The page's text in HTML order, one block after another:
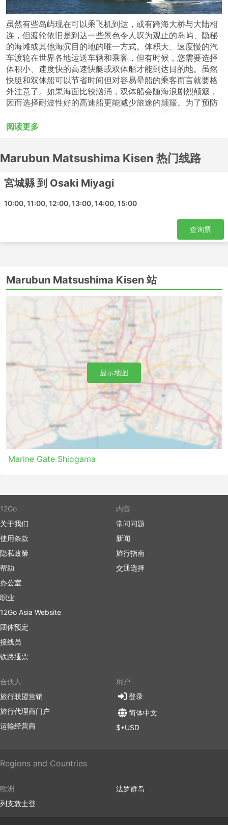
虽然有些岛屿现在可以乘飞机到达，或有跨海大桥与大陆相
连，但渡轮依旧是到达一些景色令人叹为观止的岛屿、隐秘
的海滩或其他海滨目的地的唯一方式。体积大、速度慢的汽
车渡轮在世界各地运送车辆和乘客，但有时候，您需要选择
体积小、速度快的高速快艇或双体船才能到达目的地。虽然
快艇和双体船可以节省时间但对容易晕船的乘客而言就要格
外注意了。如果海面比较汹涌，双体船会随海浪剧烈颠簸，
因而选择耐波性好的高速船更能减少旅途的颠簸。为了预防
询一下医生，并且在船上尽可能选择露天甲板上的座位。
供的轮渡服务，而不用浪费时间去售票处。
Marubun Matsushima Kisen 主要码头
以下是Marubun Matsushima Kisen轮渡能到达的主要码
头。出发前请查阅完整的码头指南:
以下是Marubun Matsushima Kisen运营的部分最受欢迎的
码头:
宮城縣 - Osaki Miyagi
Marubun Matsushima Kisen轮渡类型和
票价
高速的渡轮通常费用很高。如果您想省钱，可以查看航线上
是否有慢船，通常慢船的价格要便宜得多。在预订船票前，
务必核实船只航行的时长。在长航线上，航行的时间差异可
能非常大。请注意，并不是所有价格或舱位等级的船票在任
何路线上都有销售。在旅游旺季，最好提前预订船票，因为
昂贵的私人客舱的票量非常紧张。特别是在最受欢迎的路线
上如果不提前购票而到现场购票可能会排很久的队。有些目
的地有多个码头，或者因渡轮公司不同而码头不同，建议在
旅行前检查您出发或到达的码头。出发前留出足够的时间以
便办理登船手续。在国际航线上，登船手续可能需要几个小
点。
轮渡旅行的优点和缺点
轮渡旅行的优点
乘船可以到达一些其他交通工具无法到达的岛屿、海滩
或海滨胜地。虽然渡轮旅行很耗时，有时还会晕船，但
计划进行。赶在旅游旺季、国家法定假日或长周末到来
前，提前预订船票需求量大、船舶数量有限的航线会让
在一些航线上，可以选择船票或船舱的等级。有私人包
检查票价条款包括的主要服务。
途中经过的地方。大多数地方从水上看都很美，而且景
色完全与众不同。在船上还可以拍到精美绝伦的照片或
视频。在船上跳起来吧！
即使您以前不曾晕船，但也不能保证下一次坐船不会晕
船。当面对波涛汹涌的大海和快速行驶的快艇，即使您
有再好的胃也可能会吐到求饶。参考我们上面的建议，
阅读更多
Marubun Matsushima Kisen 热门线路
宮城縣 到 Osaki Miyagi
10:00, 11:00, 12:00, 13:00, 14:00, 15:00
查询票
Marubun Matsushima Kisen 站
Marine Gate Shiogama
显示地图
12Go
关于我们
使用条款
隐私政策
帮助
办公室
职业
12Go Asia Website
团体预定
接线员
铁路通票
内容
常问问题
新闻
旅行指南
交通选择
合伙人
旅行联盟营销
旅行代理商门户
运输经营商
用户
登录
简体中文
$•USD
Regions and Countries
欧洲
列支敦士登
法罗群岛